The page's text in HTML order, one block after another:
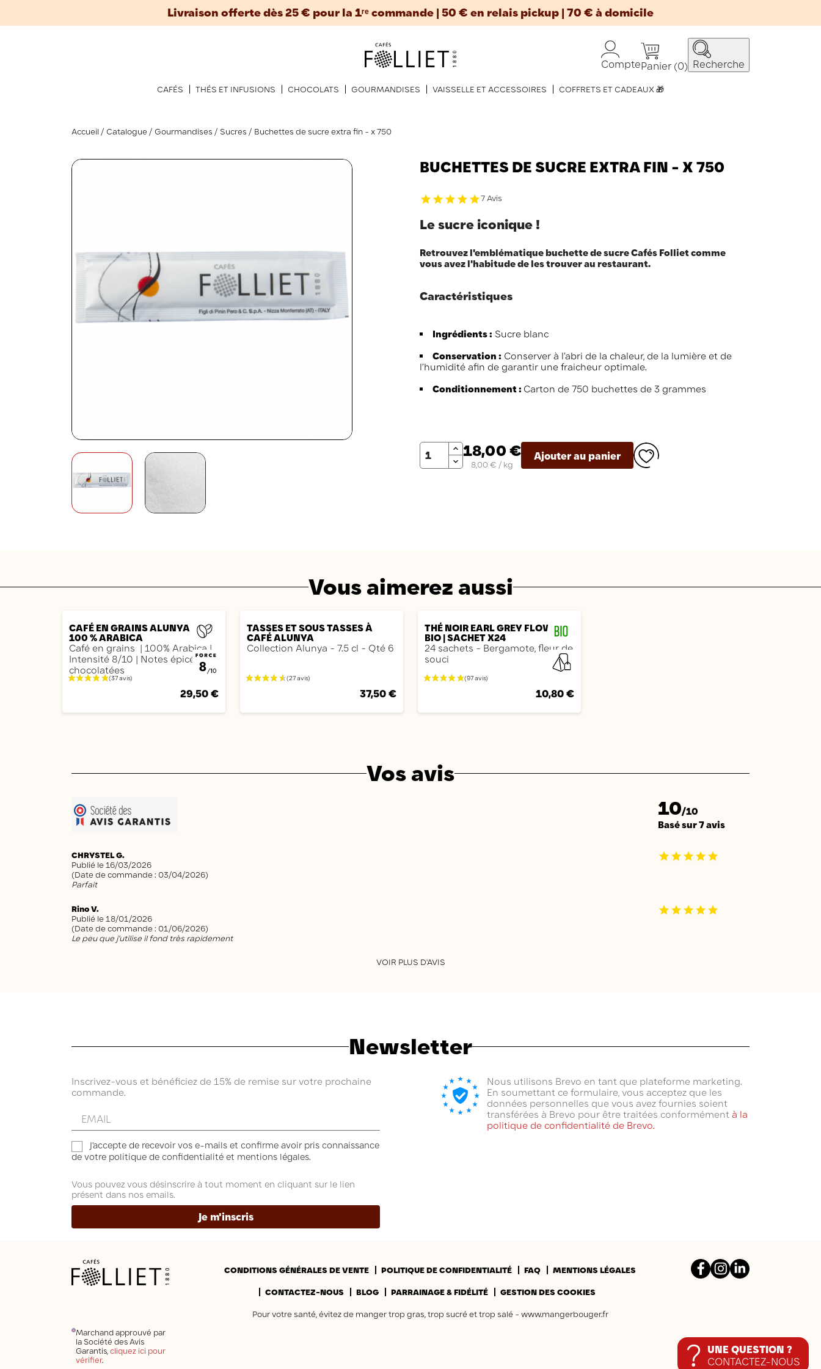
Livraison offerte dès 25 € pour la 1ʳᵉ commande | 50 € en relais pickup | 70 € à domicile
ComptePanier (0) Recherche
CAFÉS THÉS ET INFUSIONS CHOCOLATS GOURMANDISES VAISSELLE ET ACCESSOIRES COFFRETS ET CADEAUX 🎁
Accueil Catalogue Gourmandises Sucres Buchettes de sucre extra fin - x 750
BUCHETTES DE SUCRE EXTRA FIN - X 750
7 Avis
Le sucre iconique !
Retrouvez l'emblématique buchette de sucre Cafés Folliet comme
vous avez l'habitude de les trouver au restaurant.
Caractéristiques
Ingrédients : Sucre blanc
Conservation : Conserver à l’abri de la chaleur, de la lumière et de
l’humidité afin de garantir une fraicheur optimale.
Conditionnement : Carton de 750 buchettes de 3 grammes
Quantité 18,00 €
8,00 € / kg
Ajouter au panier
Vous aimerez aussi
CAFÉ EN GRAINS ALUNYA 1KG -
100 % ARABICA
Café en grains | 100% Arabica |
Intensité 8/10 | Notes épicées et
chocolatées
29,50 €
TASSES ET SOUS TASSES À
CAFÉ ALUNYA
Collection Alunya - 7.5 cl - Qté 6
(27 avis)
37,50 €
THÉ NOIR EARL GREY FLOWER
BIO | SACHET X24
24 sachets - Bergamote, fleur de
souci
10,80 €
Vos avis
10/10
Basé sur 7 avis
CHRYSTEL G.
Publié le 16/03/2026
(Date de commande : 03/04/2026)
Parfait
Rino V.
Publié le 18/01/2026
(Date de commande : 01/06/2026)
Le peu que j’utilise il fond très rapidement
VOIR PLUS D'AVIS
Newsletter
Inscrivez-vous et bénéficiez de 15% de remise sur votre prochaine
commande.
Entrez
votre
email
J'accepte de recevoir vos e-mails et confirme avoir pris connaissance
de votre politique de confidentialité et mentions légales.
Vous pouvez vous désinscrire à tout moment en cliquant sur le lien
présent dans nos emails.
Je m'inscris
Nous utilisons Brevo en tant que plateforme marketing.
En soumettant ce formulaire, vous acceptez que les
données personnelles que vous avez fournies soient
transférées à Brevo pour être traitées conformément à la
politique de confidentialité de Brevo.
CONDITIONS GÉNÉRALES DE VENTE POLITIQUE DE CONFIDENTIALITÉ FAQ MENTIONS LÉGALES
CONTACTEZ-NOUS BLOG PARRAINAGE & FIDÉLITÉ GESTION DES COOKIES
Facebook
Instagram
LinkedIn
Marchand approuvé par
la Société des Avis
Garantis, cliquez ici pour
vérifier.
Pour votre santé, évitez de manger trop gras, trop sucré et trop salé - www.mangerbouger.fr
? UNE QUESTION ?
CONTACTEZ-NOUS